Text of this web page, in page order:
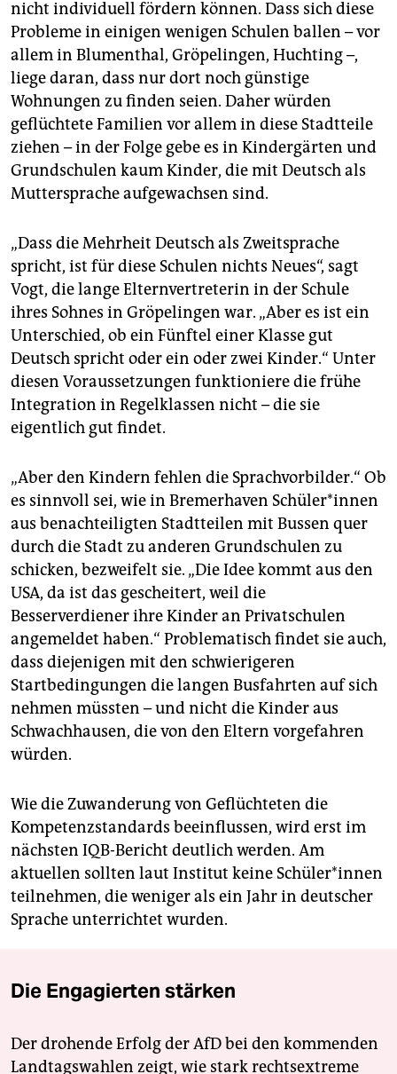
nicht individuell fördern können. Dass sich diese
Probleme in einigen wenigen Schulen ballen – vor
allem in Blumenthal, Gröpelingen, Huchting –,
liege daran, dass nur dort noch günstige
Wohnungen zu finden seien. Daher würden
geflüchtete Familien vor allem in diese Stadtteile
ziehen – in der Folge gebe es in Kindergärten und
Grundschulen kaum Kinder, die mit Deutsch als
Muttersprache aufgewachsen sind.
„Dass die Mehrheit Deutsch als Zweitsprache
spricht, ist für diese Schulen nichts Neues“, sagt
Vogt, die lange Elternvertreterin in der Schule
ihres Sohnes in Gröpelingen war. „Aber es ist ein
Unterschied, ob ein Fünftel einer Klasse gut
Deutsch spricht oder ein oder zwei Kinder.“ Unter
diesen Voraussetzungen funktioniere die frühe
Integration in Regelklassen nicht – die sie
eigentlich gut findet.
„Aber den Kindern fehlen die Sprachvorbilder.“ Ob
es sinnvoll sei, wie in Bremerhaven Schüler*innen
aus benachteiligten Stadtteilen mit Bussen quer
durch die Stadt zu anderen Grundschulen zu
schicken, bezweifelt sie. „Die Idee kommt aus den
USA, da ist das gescheitert, weil die
Besserverdiener ihre Kinder an Privatschulen
angemeldet haben.“ Problematisch findet sie auch,
dass diejenigen mit den schwierigeren
Startbedingungen die langen Busfahrten auf sich
nehmen müssten – und nicht die Kinder aus
Schwachhausen, die von den Eltern vorgefahren
würden.
Wie die Zuwanderung von Geflüchteten die
Kompetenzstandards beeinflussen, wird erst im
nächsten IQB-Bericht deutlich werden. Am
aktuellen sollten laut Institut keine Schüler*innen
teilnehmen, die weniger als ein Jahr in deutscher
Sprache unterrichtet wurden.
Die Engagierten stärken
Der drohende Erfolg der AfD bei den kommenden
Landtagswahlen zeigt, wie stark rechtsextreme